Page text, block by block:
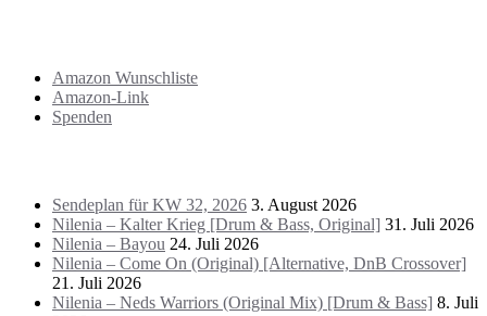
Amazon Wunschliste
Amazon-Link
Spenden
Sendeplan für KW 32, 2026 3. August 2026
Nilenia – Kalter Krieg [Drum & Bass, Original] 31. Juli 2026
Nilenia – Bayou 24. Juli 2026
Nilenia – Come On (Original) [Alternative, DnB Crossover]
21. Juli 2026
Nilenia – Neds Warriors (Original Mix) [Drum & Bass] 8. Juli